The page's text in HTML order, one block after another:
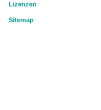
Lizenzen
Sitemap